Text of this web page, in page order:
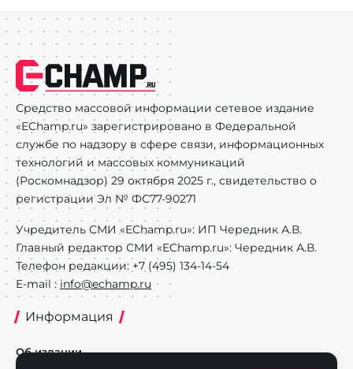
Средство массовой информации сетевое издание
«EChamp.ru» зарегистрировано в Федеральной
службе по надзору в сфере связи, информационных
технологий и массовых коммуникаций
(Роскомнадзор) 29 октября 2025 г., свидетельство о
регистрации Эл № ФС77-90271
Учредитель СМИ «EChamp.ru»: ИП Чередник А.В.
Главный редактор СМИ «EChamp.ru»: Чередник А.В.
Телефон редакции: +7 (495) 134-14-54
E-mail : info@echamp.ru
Информация
Об издании